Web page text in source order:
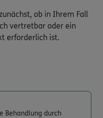
ob in Ihrem Fall
vertretbar oder ein
erforderlich ist.
Behandlung durch